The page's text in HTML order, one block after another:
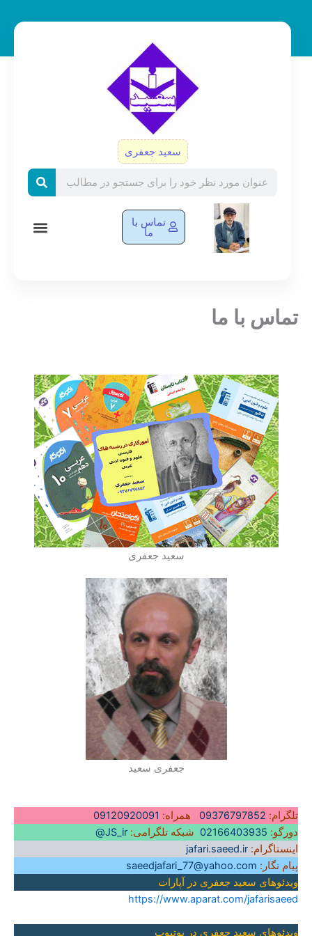
سعید جعفری
تماس با
ما
تماس با ما
سعید جعفری
جعفری سعید
تلگرام: 09376797852 همراه: 09120920091
دورگو: 02166403935 شبکه تلگرامی:
اینستاگرام: jafari.saeed.ir
پیام نگار:
ویدئوهای سعید جعفری در آپارات
https://www.aparat.com/jafarisaeed
ویدئوهای سعید جعفری در یوتیوپ